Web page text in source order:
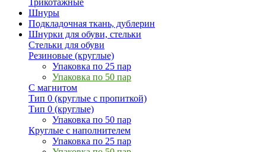
Трикотажные
Шнуры
Подкладочная ткань, дублерин
Шнурки для обуви, стельки
Стельки для обуви
Резиновые (круглые)
Упаковка по 25 пар
Упаковка по 50 пар
С магнитом
Тип 0 (круглые с пропиткой)
Тип 0 (круглые)
Упаковка по 50 пар
Круглые с наполнителем
Упаковка по 25 пар